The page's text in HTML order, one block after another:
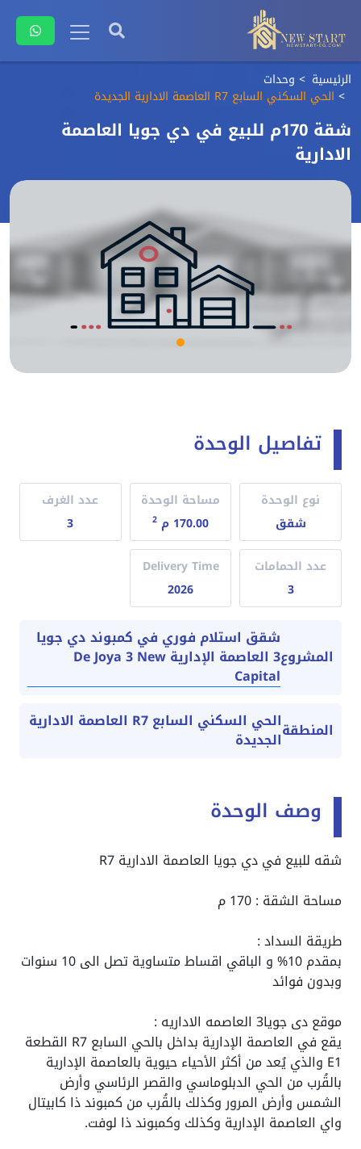
الرئيسية وحدات
الحي السكني السابع R7 العاصمة الادارية الجديدة
شقة 170م للبيع في دي جويا العاصمة
الادارية
تفاصيل الوحدة
نوع الوحدة
شقق
مساحة الوحدة
170.00 م
2
عدد الغرف
3
عدد الحمامات
3
Delivery Time
2026
المشروع
شقق استلام فوري في كمبوند دي جويا
3 العاصمة الإدارية De Joya 3 New
Capital
المنطقة الحي السكني السابع R7 العاصمة الادارية
الجديدة
وصف الوحدة
شقه للبيع في دي جويا العاصمة الادارية R7
مساحة الشقة : 170 م
طريقة السداد :
بمقدم 10% و الباقي اقساط متساوية تصل الى 10 سنوات
وبدون فوائد
موقع دى جويا3 العاصمه الاداريه :
يقع في العاصمة الإدارية بداخل بالحي السابع R7 القطعة
E1 والذي يُعد من أكثر الأحياء حيوية بالعاصمة الإدارية
بالقُرب من الحي الدبلوماسي والقصر الرئاسي وأرض
الشمس وأرض المرور وكذلك بالقُرب من كمبوند ذا كابيتال
واي العاصمة الإدارية وكذلك وكمبوند ذا لوفت.